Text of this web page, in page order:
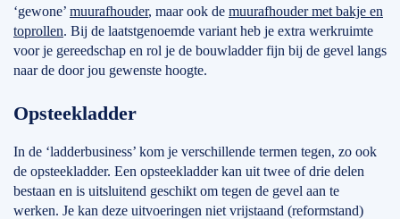
‘gewone’ muurafhouder, maar ook de muurafhouder met bakje en
toprollen. Bij de laatstgenoemde variant heb je extra werkruimte
voor je gereedschap en rol je de bouwladder fijn bij de gevel langs
naar de door jou gewenste hoogte.
Opsteekladder
In de ‘ladderbusiness’ kom je verschillende termen tegen, zo ook
de opsteekladder. Een opsteekladder kan uit twee of drie delen
bestaan en is uitsluitend geschikt om tegen de gevel aan te
werken. Je kan deze uitvoeringen niet vrijstaand (reformstand)